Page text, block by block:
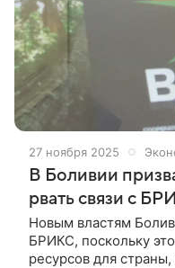
27 ноября 2025
В Боливии
рвать связи с
Новым властям
БРИКС, поскольку
ресурсов для